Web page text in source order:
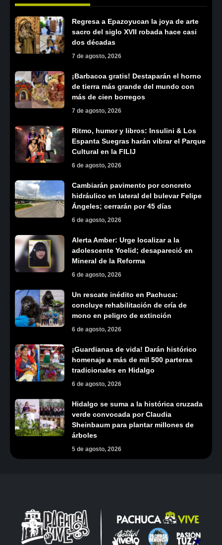
Regresa a Epazoyucan la joya de arte
sacro del siglo XVII robada hace casi
dos décadas
7 de agosto, 2026
¡Barbacoa gratis! Destaparán el horno
de tierra más grande del mundo con
más de cien borregos
7 de agosto, 2026
Ritmo, humor y libros: Insulini & Los
Espanta Suegras harán vibrar el Parque
Cultural en la FILIJ
6 de agosto, 2026
Cambiarán pavimento por concreto
hidráulico en lateral del bulevar Felipe
Ángeles; cerrarán por 45 días
6 de agosto, 2026
Alerta Amber: Urge localizar a la
adolescente Yoelid; desapareció en
Mineral de la Reforma
6 de agosto, 2026
Un rescate inédito en Pachuca:
concluye rehabilitación de cría de
mono en peligro de extinción
6 de agosto, 2026
¡Guardianas de vida! Darán histórico
homenaje a más de mil 500 parteras
tradicionales en Hidalgo
6 de agosto, 2026
Hidalgo se suma a la histórica cruzada
verde convocada por Claudia
Sheinbaum para plantar millones de
árboles
5 de agosto, 2026